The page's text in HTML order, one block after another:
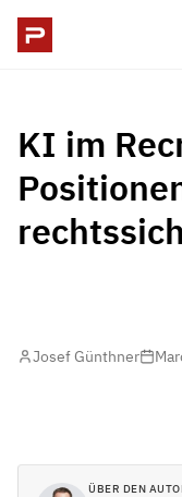
KI im
Josef Günthner
ÜBER DEN